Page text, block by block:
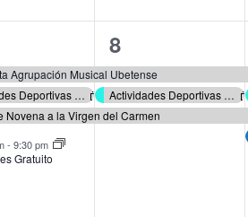
Agrupación Musical Ubetense
Actividades Deportivas Verano 2026
Novena a la Virgen del Carmen
-9:30 pm
Gratuito
3
eventos,
8
Actividades Deportivas Verano 2026